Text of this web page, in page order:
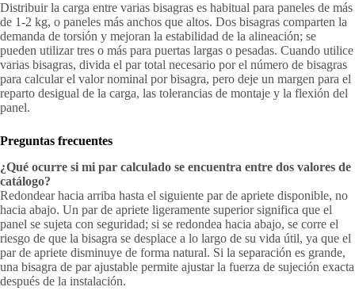
Distribuir la carga entre varias bisagras es habitual para paneles de más
de 1-2 kg, o paneles más anchos que altos. Dos bisagras comparten la
demanda de torsión y mejoran la estabilidad de la alineación; se
pueden utilizar tres o más para puertas largas o pesadas. Cuando utilice
varias bisagras, divida el par total necesario por el número de bisagras
para calcular el valor nominal por bisagra, pero deje un margen para el
reparto desigual de la carga, las tolerancias de montaje y la flexión del
panel.
Preguntas frecuentes
¿Qué ocurre si mi par calculado se encuentra entre dos valores de
catálogo?
Redondear hacia arriba hasta el siguiente par de apriete disponible, no
hacia abajo. Un par de apriete ligeramente superior significa que el
panel se sujeta con seguridad; si se redondea hacia abajo, se corre el
riesgo de que la bisagra se desplace a lo largo de su vida útil, ya que el
par de apriete disminuye de forma natural. Si la separación es grande,
una bisagra de par ajustable permite ajustar la fuerza de sujeción exacta
después de la instalación.